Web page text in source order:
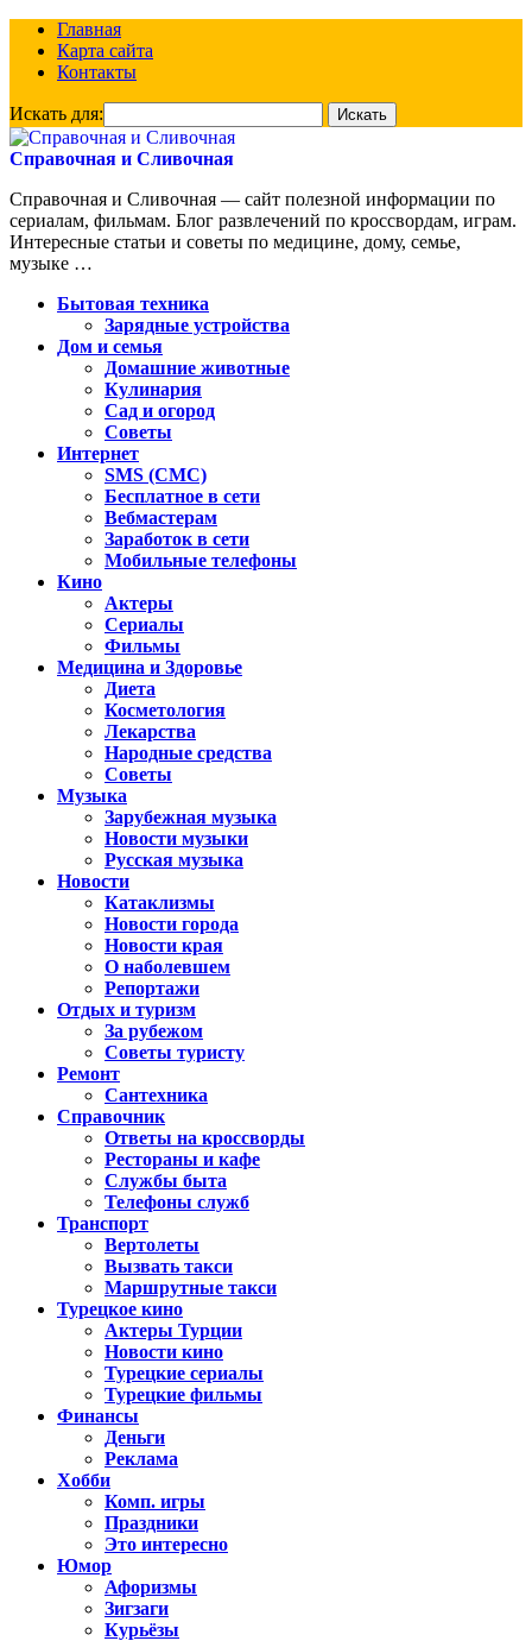
Главная
Карта сайта
Контакты
Искать для:
Справочная и Сливочная
Справочная и Сливочная — сайт полезной информации по
сериалам, фильмам. Блог развлечений по кроссвордам, играм.
Интересные статьи и советы по медицине, дому, семье,
музыке …
Бытовая техника
Зарядные устройства
Дом и семья
Домашние животные
Кулинария
Сад и огород
Советы
Интернет
SMS (СМС)
Бесплатное в сети
Вебмастерам
Заработок в сети
Мобильные телефоны
Кино
Актеры
Сериалы
Фильмы
Медицина и Здоровье
Диета
Косметология
Лекарства
Народные средства
Советы
Музыка
Зарубежная музыка
Новости музыки
Русская музыка
Новости
Катаклизмы
Новости города
Новости края
О наболевшем
Репортажи
Отдых и туризм
За рубежом
Советы туристу
Ремонт
Сантехника
Справочник
Ответы на кроссворды
Рестораны и кафе
Службы быта
Телефоны служб
Транспорт
Вертолеты
Вызвать такси
Маршрутные такси
Турецкое кино
Актеры Турции
Новости кино
Турецкие сериалы
Турецкие фильмы
Финансы
Деньги
Реклама
Хобби
Комп. игры
Праздники
Это интересно
Юмор
Афоризмы
Зигзаги
Курьёзы